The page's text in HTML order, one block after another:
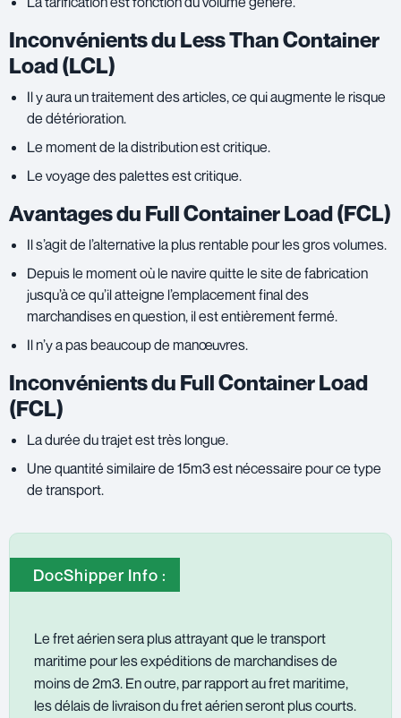
Inconvénients du Less Than Container
Load (LCL)
Il y aura un traitement des articles, ce qui augmente le risque
de détérioration.
Le moment de la distribution est critique.
Le voyage des palettes est critique.
Avantages du Full Container Load (FCL)
Il s’agit de l’alternative la plus rentable pour les gros volumes.
Depuis le moment où le navire quitte le site de fabrication
jusqu’à ce qu’il atteigne l’emplacement final des
marchandises en question, il est entièrement fermé.
Il n’y a pas beaucoup de manœuvres.
Inconvénients du Full Container Load
(FCL)
La durée du trajet est très longue.
Une quantité similaire de 15m3 est nécessaire pour ce type
de transport.
DocShipper Info :
Le fret aérien sera plus attrayant que le transport
maritime pour les expéditions de marchandises de
moins de 2m3. En outre, par rapport au fret maritime,
les délais de livraison du fret aérien seront plus courts.